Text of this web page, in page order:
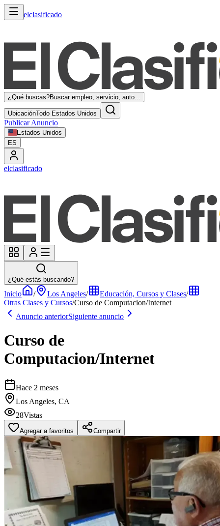
elclasificado
¿Qué buscas?Buscar empleo, servicio, auto...
UbicaciónTodo Estados Unidos
Publicar Anuncio
Estados Unidos
ES
elclasificado
¿Qué estás buscando?
Inicio / Los Angeles/ Educación, Cursos y Clases/
Otras Clases y Cursos/Curso de Computacion/Internet
Anuncio anteriorSiguiente anuncio
Curso de
Computacion/Internet
Hace 2 meses
Los Angeles, CA
28Vistas
Agregar a favoritos Compartir